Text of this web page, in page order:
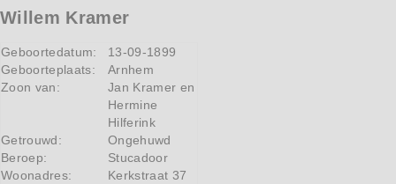
Willem Kramer
Geboortedatum:
13-09-1899
Geboorteplaats:
Arnhem
Zoon van:
Jan Kramer en
Hermine
Hilferink
Getrouwd:
Ongehuwd
Beroep:
Stucadoor
Woonadres:
Kerkstraat 37